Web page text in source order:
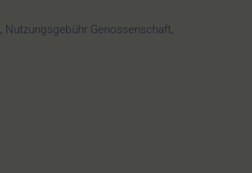
, Nutzungsgebühr Genossenschaft,